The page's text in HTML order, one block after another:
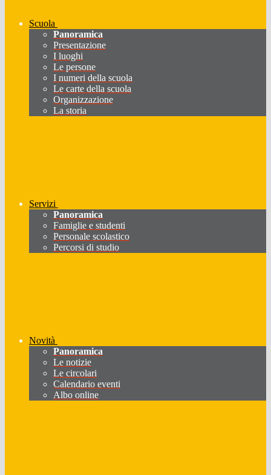
Scuola
Panoramica
Presentazione
I luoghi
Le persone
I numeri della scuola
Le carte della scuola
Organizzazione
La storia
Servizi
Panoramica
Famiglie e studenti
Personale scolastico
Percorsi di studio
Novità
Panoramica
Le notizie
Le circolari
Calendario eventi
Albo online